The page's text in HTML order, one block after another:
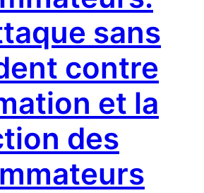
sans
contre
et la
des